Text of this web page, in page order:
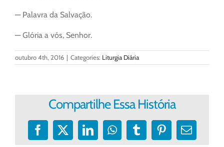
— Palavra da Salvação.
— Glória a vós, Senhor.
outubro 4th, 2016 | Categories: Liturgia Diária
Compartilhe Essa História
Facebook
X LinkedInWhatsApp
TumblrPinterest
E-